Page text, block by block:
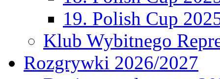
19. Polish Cup
Klub Wybitnego
Rozgrywki 2026/2027